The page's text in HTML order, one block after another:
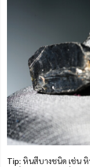
Tip: หินสีบางชนิด เช่น